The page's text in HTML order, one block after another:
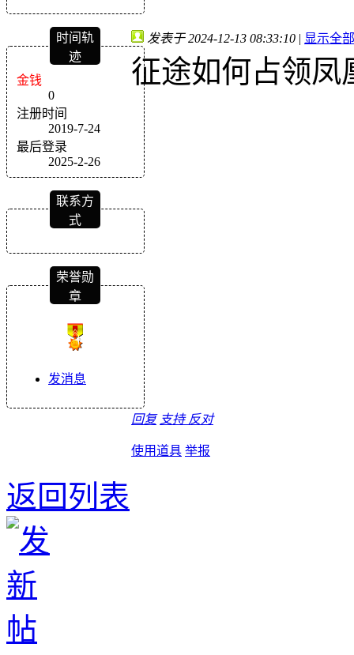
时间轨
迹
金钱
0
注册时间
2019-7-24
最后登录
2025-2-26
联系方
式
荣誉勋
章
发消息
发表于 2024-12-13 08:33:10 | 显示全
征途如何占领凤
回复 支持 反对
使用道具 举报
返回列表